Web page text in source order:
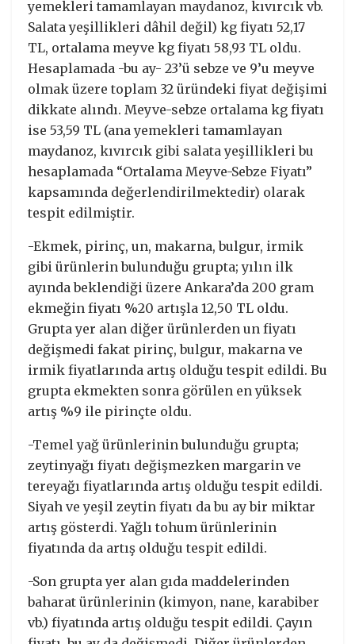
yemekleri tamamlayan maydanoz, kıvırcık vb.
Salata yeşillikleri dâhil değil) kg fiyatı 52,17
TL, ortalama meyve kg fiyatı 58,93 TL oldu.
Hesaplamada -bu ay- 23’ü sebze ve 9’u meyve
olmak üzere toplam 32 üründeki fiyat değişimi
dikkate alındı. Meyve-sebze ortalama kg fiyatı
ise 53,59 TL (ana yemekleri tamamlayan
maydanoz, kıvırcık gibi salata yeşillikleri bu
hesaplamada “Ortalama Meyve-Sebze Fiyatı”
kapsamında değerlendirilmektedir) olarak
tespit edilmiştir.
-Ekmek, pirinç, un, makarna, bulgur, irmik
gibi ürünlerin bulunduğu grupta; yılın ilk
ayında beklendiği üzere Ankara’da 200 gram
ekmeğin fiyatı %20 artışla 12,50 TL oldu.
Grupta yer alan diğer ürünlerden un fiyatı
değişmedi fakat pirinç, bulgur, makarna ve
irmik fiyatlarında artış olduğu tespit edildi. Bu
grupta ekmekten sonra görülen en yüksek
artış %9 ile pirinçte oldu.
-Temel yağ ürünlerinin bulunduğu grupta;
zeytinyağı fiyatı değişmezken margarin ve
tereyağı fiyatlarında artış olduğu tespit edildi.
Siyah ve yeşil zeytin fiyatı da bu ay bir miktar
artış gösterdi. Yağlı tohum ürünlerinin
fiyatında da artış olduğu tespit edildi.
-Son grupta yer alan gıda maddelerinden
baharat ürünlerinin (kimyon, nane, karabiber
vb.) fiyatında artış olduğu tespit edildi. Çayın